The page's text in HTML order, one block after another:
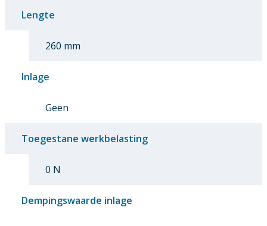
Lengte
260 mm
Inlage
Geen
Toegestane werkbelasting
0 N
Dempingswaarde inlage